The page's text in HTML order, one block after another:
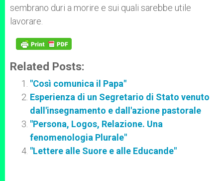
sembrano duri a morire e sui quali sarebbe utile
lavorare.
Related Posts:
"Così comunica il Papa"
Esperienza di un Segretario di Stato venuto
dall'insegnamento e dall'azione pastorale
"Persona, Logos, Relazione. Una
fenomenologia Plurale"
"Lettere alle Suore e alle Educande"